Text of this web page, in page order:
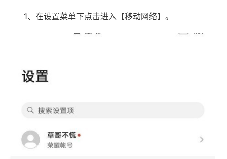
1、在设置菜单下点击进入【移动网络】。